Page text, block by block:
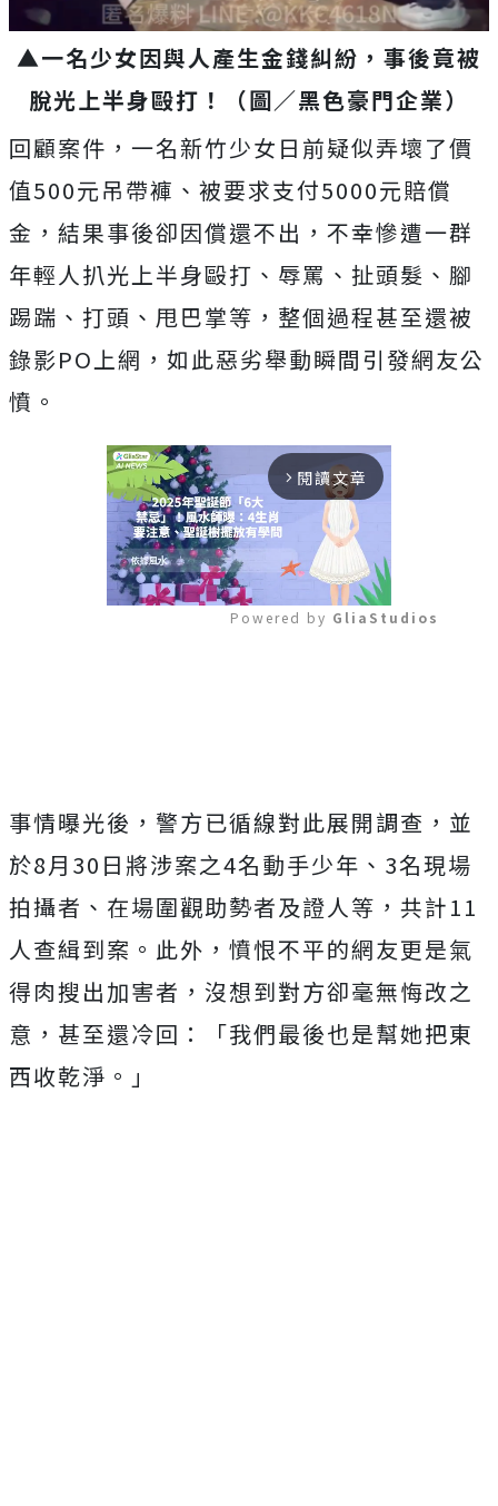
▲一名少女因與人產生金錢糾紛，事後竟被
脫光上半身毆打！（圖／黑色豪門企業）
回顧案件，一名新竹少女日前疑似弄壞了價
值500元吊帶褲、被要求支付5000元賠償
金，結果事後卻因償還不出，不幸慘遭一群
年輕人扒光上半身毆打、辱罵、扯頭髮、腳
踢踹、打頭、甩巴掌等，整個過程甚至還被
錄影PO上網，如此惡劣舉動瞬間引發網友公
憤。
arrow_forward_ios 閱讀文章
Powered by GliaStudios
事情曝光後，警方已循線對此展開調查，並
於8月30日將涉案之4名動手少年、3名現場
拍攝者、在場圍觀助勢者及證人等，共計11
人查緝到案。此外，憤恨不平的網友更是氣
得肉搜出加害者，沒想到對方卻毫無悔改之
意，甚至還冷回：「我們最後也是幫她把東
西收乾淨。」